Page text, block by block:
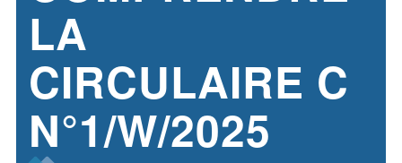
LA
CIRCULAIRE C
N°1/W/2025